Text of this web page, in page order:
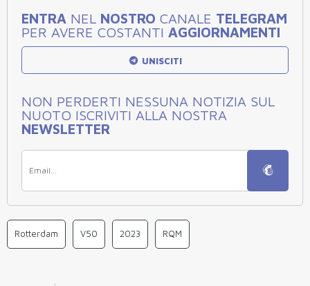
ENTRA NEL NOSTRO CANALE TELEGRAM
PER AVERE COSTANTI AGGIORNAMENTI
UNISCITI
NON PERDERTI NESSUNA NOTIZIA SUL
NUOTO ISCRIVITI ALLA NOSTRA
NEWSLETTER
Rotterdam V50 2023 RQM